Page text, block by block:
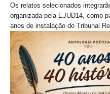
PJE
Plantão Judiciário
Cadastrar Processos
Listar Processos
Portal Conciliação
Inscrição para
Os relatos selecionados
organizada pela EJUD14, como
anos de instalação do Tribunal